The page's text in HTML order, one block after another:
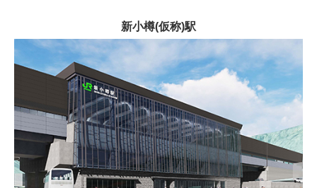
新小樽(仮称)駅